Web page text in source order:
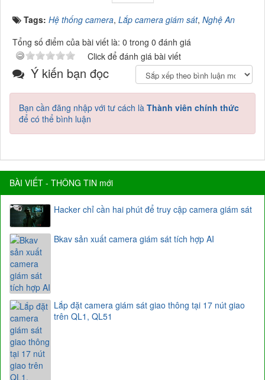
Tags: Hệ thống camera, Lắp camera giám sát, Nghệ An
Tổng số điểm của bài viết là: 0 trong 0 đánh giá
Click để đánh giá bài viết
Ý kiến bạn đọc
Bạn cần đăng nhập với tư cách là Thành viên chính thức
để có thể bình luận
BÀI VIẾT - THÔNG TIN mới
Hacker chỉ cần hai phút để truy cập camera giám sát
Bkav sản xuất camera giám sát tích hợp AI
Lắp đặt camera giám sát giao thông tại 17 nút giao
trên QL1, QL51